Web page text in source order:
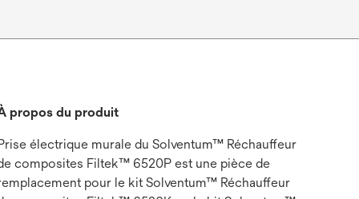
propos du produit
électrique murale du Solventum™ Réchauffeur
composites Filtek™ 6520P est une pièce de
pour le kit Solventum™ Réchauffeur